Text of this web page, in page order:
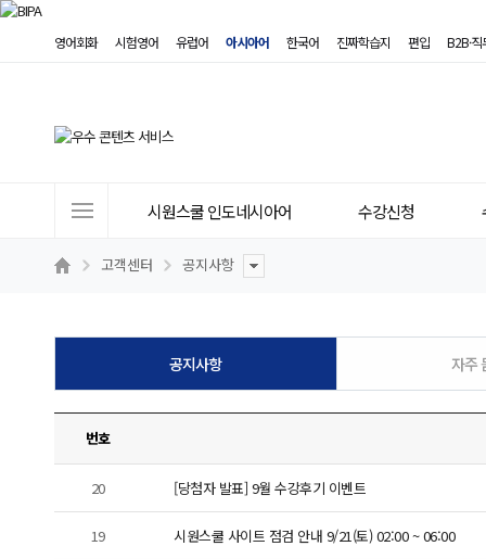
영어회화 시험영어 유럽어 아시아어 한국어 진짜학습지 편입 B2B·
트
시원스쿨 인도네시아어 수강신청
고객센터 공지사항
공지사항 자주
번호
20 [당첨자 발표] 9월 수강후기 이벤트
19 시원스쿨 사이트 점검 안내 9/21(토) 02:00 ~ 06:00